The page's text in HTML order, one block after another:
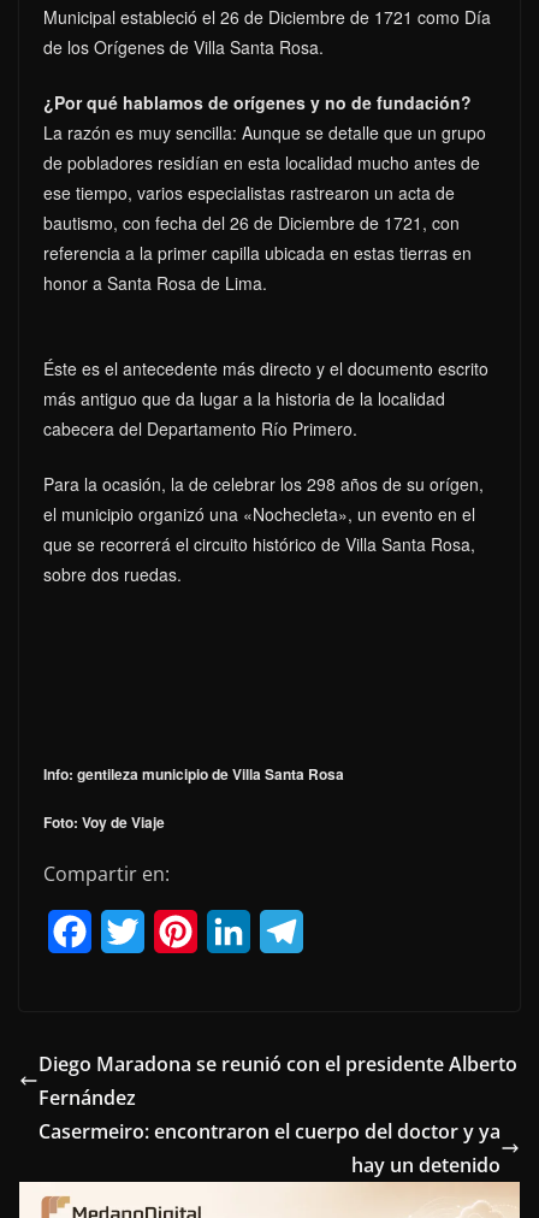
Municipal estableció el 26 de Diciembre de 1721 como Día
de los Orígenes de Villa Santa Rosa.
¿Por qué hablamos de orígenes y no de fundación?
La razón es muy sencilla: Aunque se detalle que un grupo
de pobladores residían en esta localidad mucho antes de
ese tiempo, varios especialistas rastrearon un acta de
bautismo, con fecha del 26 de Diciembre de 1721, con
referencia a la primer capilla ubicada en estas tierras en
honor a Santa Rosa de Lima.
Éste es el antecedente más directo y el documento escrito
más antiguo que da lugar a la historia de la localidad
cabecera del Departamento Río Primero.
Para la ocasión, la de celebrar los 298 años de su orígen,
el municipio organizó una «Nochecleta», un evento en el
que se recorrerá el circuito histórico de Villa Santa Rosa,
sobre dos ruedas.
Info: gentileza municipio de Villa Santa Rosa
Foto: Voy de Viaje
Compartir en:
e
b
o
o
t
e
r
t
r
e
k
d
I
e
r
a
Diego Maradona se reunió con el presidente Alberto
Fernández
Casermeiro: encontraron el cuerpo del doctor y ya
hay un detenido